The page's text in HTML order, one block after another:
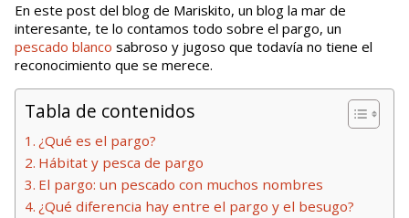
En este post del blog de Mariskito, un blog la mar de
interesante, te lo contamos todo sobre el pargo, un
pescado blanco sabroso y jugoso que todavía no tiene el
reconocimiento que se merece.
Tabla de contenidos
¿Qué es el pargo?
Hábitat y pesca de pargo
El pargo: un pescado con muchos nombres
¿Qué diferencia hay entre el pargo y el besugo?